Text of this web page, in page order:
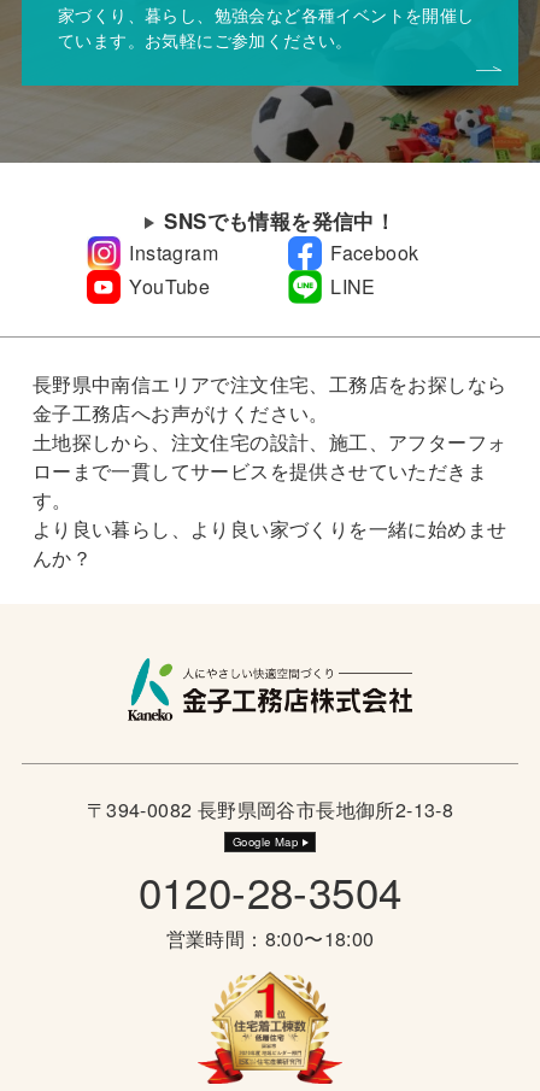
家づくり、暮らし、勉強会など各種イベントを開催し
ています。お気軽にご参加ください。
SNSでも情報を発信中！
Instagram
Facebook
YouTube
LINE
長野県中南信エリアで注文住宅、工務店をお探しなら
金子工務店へお声がけください。
土地探しから、注文住宅の設計、施工、アフターフォ
ローまで一貫してサービスを提供させていただきま
す。
より良い暮らし、より良い家づくりを一緒に始めませ
んか？
〒394-0082 長野県岡谷市長地御所2-13-8
Google Map
0120-28-3504
営業時間：8:00〜18:00